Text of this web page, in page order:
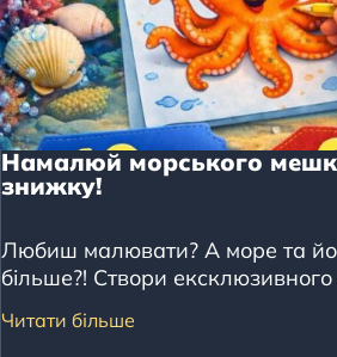
Намалюй морського
знижку!
Любиш малювати? А море та
більше?! Створи
Читати більше